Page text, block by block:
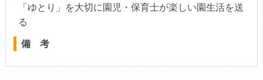
「ゆとり」を大切に園児・保育士が楽しい園生活を送
る
備 考